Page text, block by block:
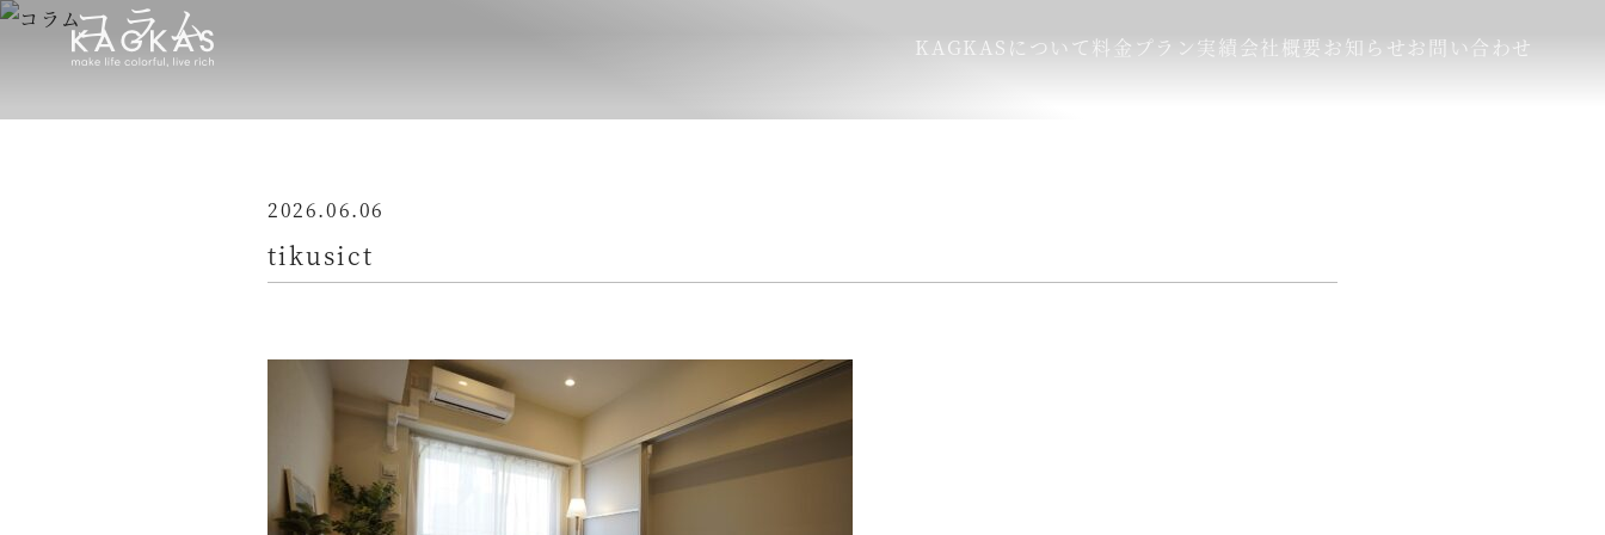
KAGKASについて料金プラン実績 会社概要お知らせお問い合わせ
コラム
2026.06.06
tikusict